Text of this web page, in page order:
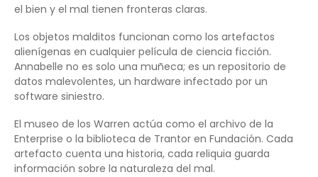
el bien y el mal tienen fronteras claras.
Los objetos malditos funcionan como los artefactos
alienígenas en cualquier película de ciencia ficción.
Annabelle no es solo una muñeca; es un repositorio de
datos malevolentes, un hardware infectado por un
software siniestro.
El museo de los Warren actúa como el archivo de la
Enterprise o la biblioteca de Trantor en Fundación. Cada
artefacto cuenta una historia, cada reliquia guarda
información sobre la naturaleza del mal.